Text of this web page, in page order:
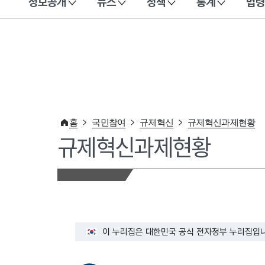
이 누리집은 대한민국 공식 전자정부 누리집입니다.
홈 국민참여 규제혁신 규제혁신과제현황
규제혁신과제현황